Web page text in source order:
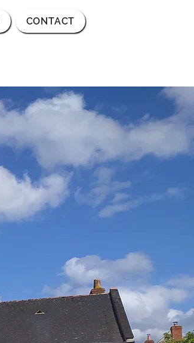
CONTACT